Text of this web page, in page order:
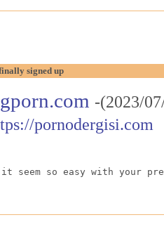
signed up
-(2023/
pornodergisi.com
it seem so easy with your